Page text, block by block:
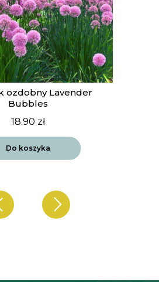
ozdobny Lavender
Bubbles
18.90 zł
Do koszyka